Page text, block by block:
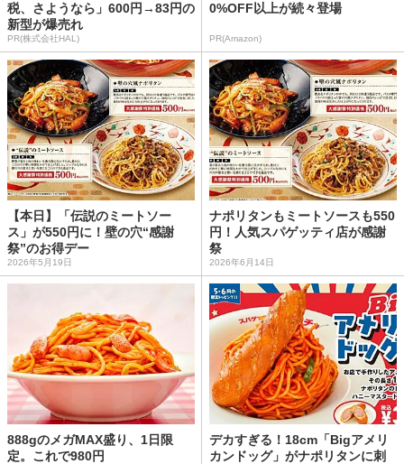
税、さようなら」600円→83円の
新型が爆売れ
PR(株式会社HAL)
0%OFF以上が続々登場
PR(Amazon)
【本日】「伝説のミートソー
ス」が550円に！壁の穴“感謝
祭”のお得デー
2026年5月19日
ナポリタンもミートソースも550
円！人気スパゲッティ店が感謝
祭
2026年6月14日
888gのメガMAX盛り、1日限
定。これで980円
デカすぎる！18cm「Bigアメリ
カンドッグ」がナポリタンに刺